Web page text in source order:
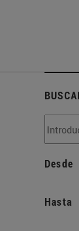
Desde
Hasta